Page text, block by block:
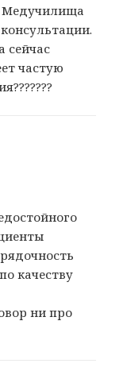
Медучилища
сейчас
частую
качеству
ни про